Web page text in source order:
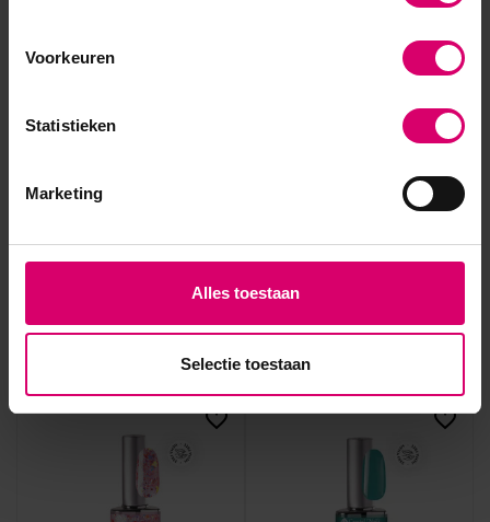
Voorkeuren
Statistieken
Marketing
Alles toestaan
Selectie toestaan
Crystal Nails
Crystalac 3S186 Rose
Crystal 8 ml
Op voorraad Op voorraad
excl. btw